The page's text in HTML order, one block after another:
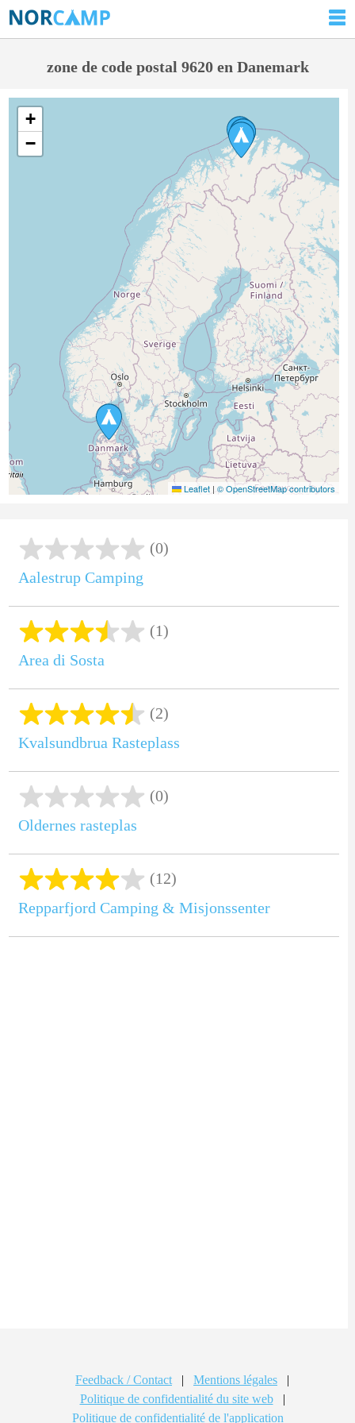
zone de code postal 9620 en Danemark
+
−
Leaflet | © OpenStreetMap contributors
(0)
Aalestrup Camping
(1)
Area di Sosta
(2)
Kvalsundbrua Rasteplass
(0)
Oldernes rasteplas
(12)
Repparfjord Camping & Misjonssenter
Feedback / Contact | Mentions légales
|
Politique de confidentialité du site web
|
Politique de confidentialité de l'application